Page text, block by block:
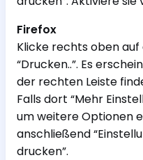
Firefox
Klicke rechts oben
“Drucken..”. Es
der rechten Leiste
Falls dort “Mehr
um weitere Optionen
anschließend
drucken”.